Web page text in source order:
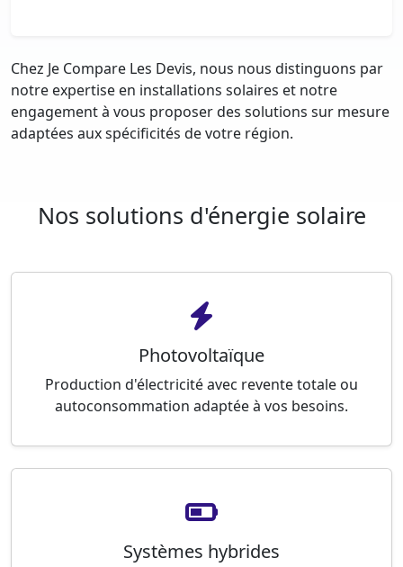
Chez Je Compare Les Devis, nous nous distinguons par
notre expertise en installations solaires et notre
engagement à vous proposer des solutions sur mesure
adaptées aux spécificités de votre région.
Nos solutions d'énergie solaire
Photovoltaïque
Production d'électricité avec revente totale ou
autoconsommation adaptée à vos besoins.
Systèmes hybrides